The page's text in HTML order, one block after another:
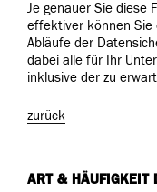
Je genauer Sie diese
effektiver können Sie
Abläufe der
dabei alle für Ihr
inklusive der zu
zurück
ART & HÄUFIGKEIT